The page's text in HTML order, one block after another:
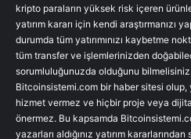
kripto paraların yüksek risk içeren
yatırım kararı için kendi araştırmanızı
durumda tüm yatırımınızı kaybetme
tüm transfer ve işlemlerinizden
sorumluluğunuzda olduğunu
Bitcoinsistemi.com bir haber sitesi olup,
hizmet vermez ve hiçbir proje veya dijital
önermez. Bu kapsamda
yazarları aldığınız yatırım